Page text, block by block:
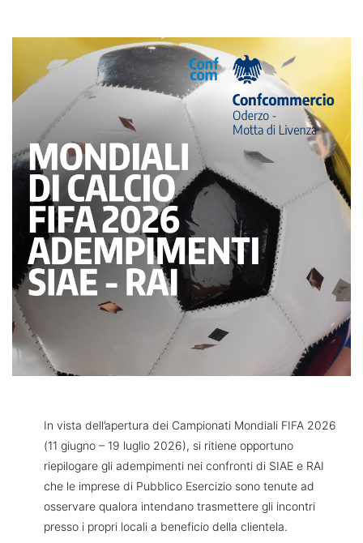
In vista dell’apertura dei Campionati Mondiali FIFA 2026
(11 giugno – 19 luglio 2026), si ritiene opportuno
riepilogare gli adempimenti nei confronti di SIAE e RAI
che le imprese di Pubblico Esercizio sono tenute ad
osservare qualora intendano trasmettere gli incontri
presso i propri locali a beneficio della clientela.